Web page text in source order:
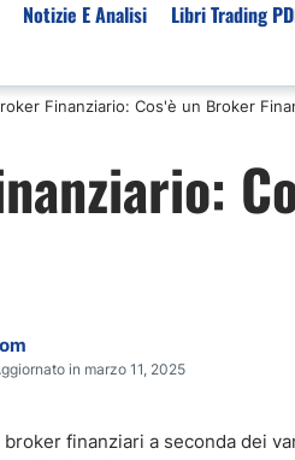
Deposito
Notizie E Analisi
Real Time
Oggi
XAUUSD Oro
Libri Trading
Finanziario: Cos'è un Broker
in marzo 11, 2025
finanziari a seconda dei